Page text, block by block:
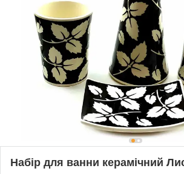
Набір для ванни керамічний